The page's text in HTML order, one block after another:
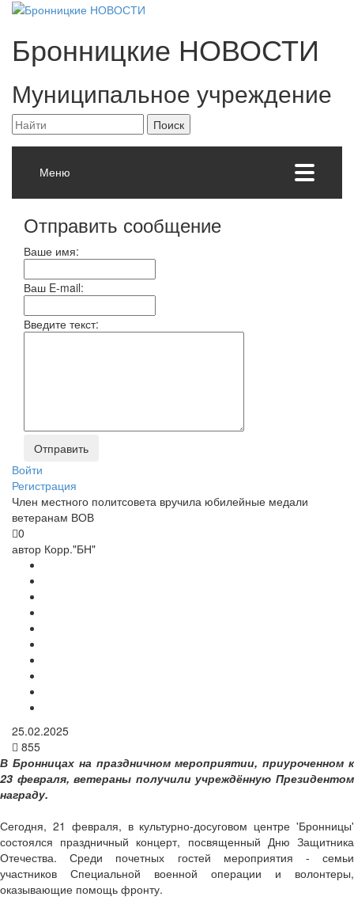
Бронницкие НОВОСТИ
Муниципальное учреждение
Меню
Отправить сообщение
Ваше имя:
Ваш E-mail:
Введите текст:
Войти
Регистрация
Член местного политсовета вручила юбилейные медали
ветеранам ВОВ
0
автор Корр."БН"
25.02.2025
855
В Бронницах на праздничном мероприятии, приуроченном к
23 февраля, ветераны получили учреждённую Президентом
награду.
Сегодня, 21 февраля, в культурно-досуговом центре 'Бронницы'
состоялся праздничный концерт, посвященный Дню Защитника
Отечества. Среди почетных гостей мероприятия - семьи
участников Специальной военной операции и волонтеры,
оказывающие помощь фронту.